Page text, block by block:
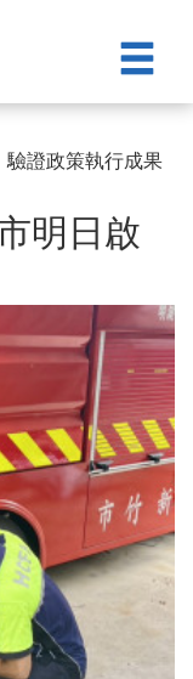
關 高齡健康博覽
文化 竹市消防博
」 為攻城獅球隊
意識(11:09)
證政策執行成果
賽銀獎 自強高工
(10:28)
欣瑩臉書發起認
隊」 敏實科大宣
場8/23登場 下周
關 高齡健康博覽
(14:26)
文化 竹市消防博
」 為攻城獅球隊
教育訓練 寶山鄉
意識(11:09)
證政策執行成果
明日啟